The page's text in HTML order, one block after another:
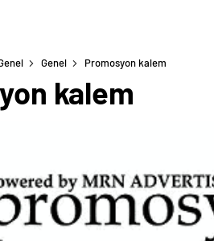
Genel Promosyon kalem
kalem